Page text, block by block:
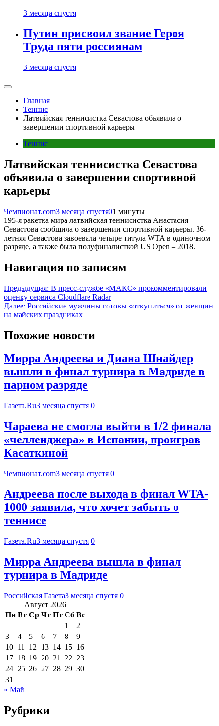
3 месяца спустя
Путин присвоил звание Героя
Труда пяти россиянам
3 месяца спустя
Главная
Теннис
Латвийская теннисистка Севастова объявила о
завершении спортивной карьеры
Теннис
Латвийская теннисистка Севастова
объявила о завершении спортивной
карьеры
Чемпионат.com3 месяца спустя01 минуты
195-я ракетка мира латвийская теннисистка Анастасия
Севастова сообщила о завершении спортивной карьеры. 36-
летняя Севастова завоевала четыре титула WTA в одиночном
разряде, а также была полуфиналисткой US Open – 2018.
Навигация по записям
Предыдущая: В пресс-службе «МАКС» прокомментировали
оценку сервиса Cloudflare Radar
Далее: Российские мужчины готовы «откупиться» от женщин
на майских праздниках
Похожие новости
Мирра Андреева и Диана Шнайдер
вышли в финал турнира в Мадриде в
парном разряде
Газета.Ru3 месяца спустя 0
Чараева не смогла выйти в 1/2 финала
«челленджера» в Испании, проиграв
Касаткиной
Чемпионат.com3 месяца спустя 0
Андреева после выхода в финал WTA-
1000 заявила, что хочет забыть о
теннисе
Газета.Ru3 месяца спустя 0
Мирра Андреева вышла в финал
турнира в Мадриде
Российская Газета3 месяца спустя 0
Август 2026
Пн Вт Ср Чт Пт Сб Вс
1
2
3
4 5 6 7 8
9
10 11 12 13 14 15 16
17 18 19 20 21 22 23
24 25 26 27 28 29 30
31
« Май
Рубрики